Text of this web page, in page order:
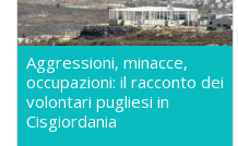
Aggressioni, minacce,
occupazioni: il racconto dei
volontari pugliesi in
Cisgiordania